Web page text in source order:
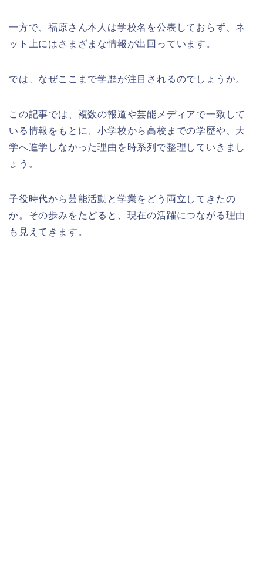
一方で、福原さん本人は学校名を公表しておらず、ネ
ット上にはさまざまな情報が出回っています。
では、なぜここまで学歴が注目されるのでしょうか。
この記事では、複数の報道や芸能メディアで一致して
いる情報をもとに、小学校から高校までの学歴や、大
学へ進学しなかった理由を時系列で整理していきまし
ょう。
子役時代から芸能活動と学業をどう両立してきたの
か。その歩みをたどると、現在の活躍につながる理由
も見えてきます。